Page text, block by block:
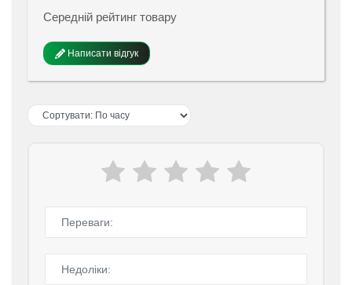
Середній рейтинг товару
Написати відгук